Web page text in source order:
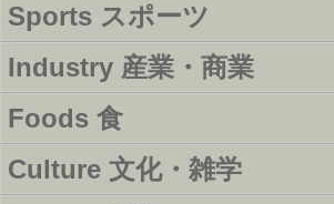
Sports スポーツ
Industry 産業・商業
Foods 食
Culture 文化・雑学